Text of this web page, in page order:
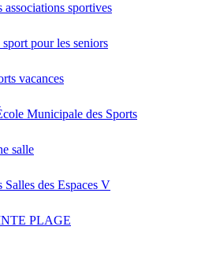
associations sportives
pour les seniors
vacances
Municipale des Sports
salle
Salles des Espaces V
PLAGE